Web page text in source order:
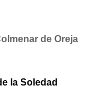
de Oreja
la Soledad